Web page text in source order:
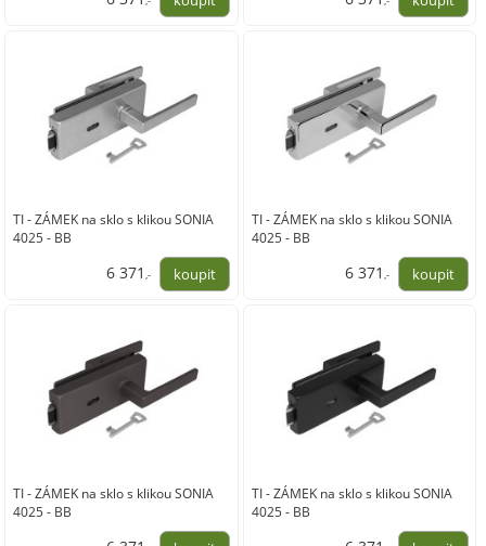
TI - ZÁMEK na sklo s klikou SONIA
4025 - BB
6 371,-
TI - ZÁMEK na sklo s klikou SONIA
4025 - BB
6 371 ,-
TI - ZÁMEK na sklo s klikou SONIA
4025 - BB
TI - ZÁMEK na sklo s klikou SONIA
4025 - BB